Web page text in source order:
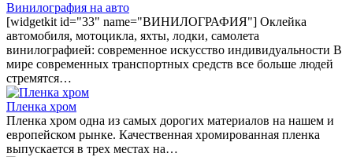
Винилография на авто
[widgetkit id="33" name="ВИНИЛОГРАФИЯ"] Оклейка
автомобиля, мотоцикла, яхты, лодки, самолета
винилографией: современное искусство индивидуальности В
мире современных транспортных средств все больше людей
стремятся…
Пленка хром
Пленка хром одна из самых дорогих материалов на нашем и
европейском рынке. Качественная хромированная пленка
выпускается в трех местах на…